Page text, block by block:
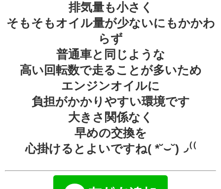
排気量も小さく
そもそもオイル量が少ないにもかかわ
らず
普通車と同じような
高い回転数で走ることが多いため
エンジンオイルに
負担がかかりやすい環境です
大きさ関係なく
早めの交換を
心掛けるとよいですね( *˘⌣˘)◞⁽⁽